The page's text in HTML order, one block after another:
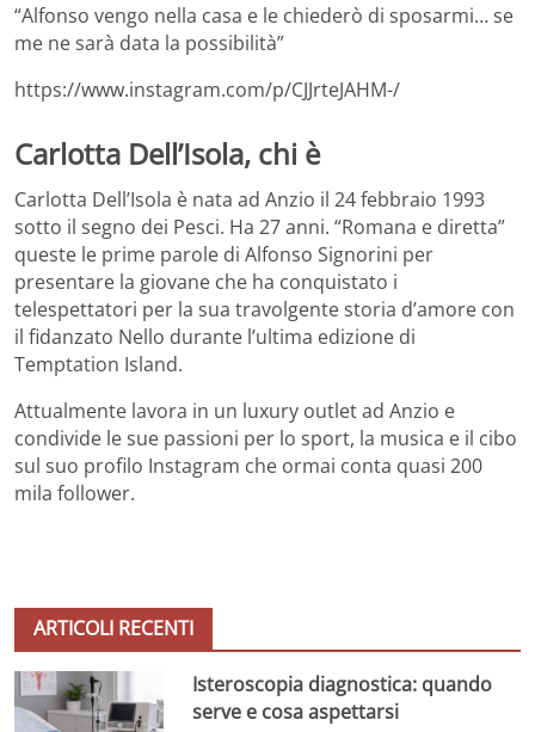
“Alfonso vengo nella casa e le chiederò di sposarmi… se
me ne sarà data la possibilità”
https://www.instagram.com/p/CJJrteJAHM-/
Carlotta Dell’Isola, chi è
Carlotta Dell’Isola è nata ad Anzio il 24 febbraio 1993
sotto il segno dei Pesci. Ha 27 anni. “Romana e diretta”
queste le prime parole di Alfonso Signorini per
presentare la giovane che ha conquistato i
telespettatori per la sua travolgente storia d’amore con
il fidanzato Nello durante l’ultima edizione di
Temptation Island.
Attualmente lavora in un luxury outlet ad Anzio e
condivide le sue passioni per lo sport, la musica e il cibo
sul suo profilo Instagram che ormai conta quasi 200
mila follower.
ARTICOLI RECENTI
Isteroscopia diagnostica: quando
serve e cosa aspettarsi